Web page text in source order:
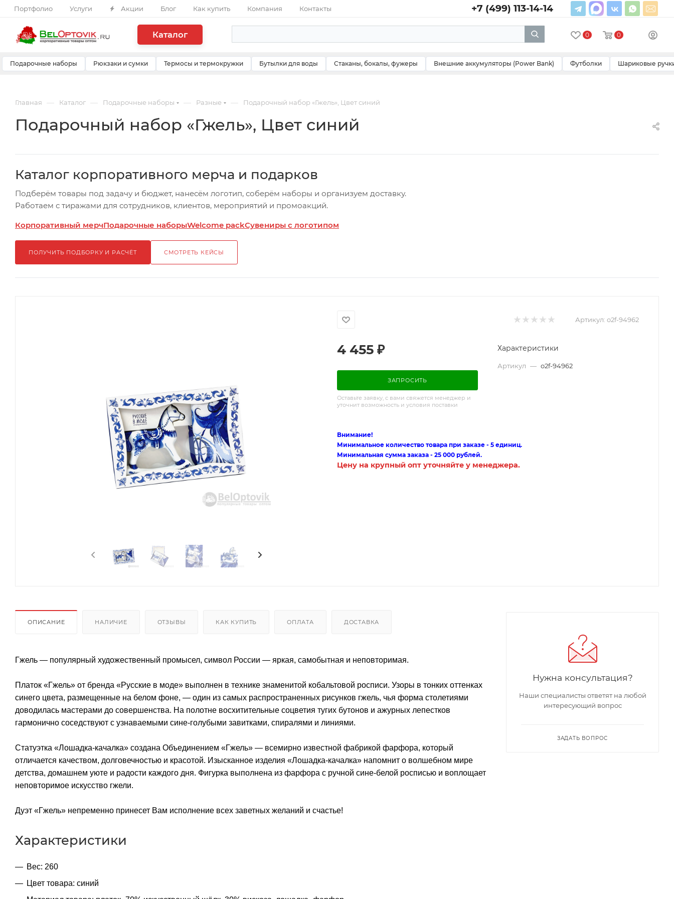
Портфолио Услуги Акции Блог Как купить Компания Контакты +7 (499) 113-14-14
Каталог 0 0
Подарочные наборы Рюкзаки и сумки Термосы и термокружки Бутылки для воды Стаканы, бокалы, фужеры Внешние аккумуляторы (Power Bank) Футболки Шариковые
Главная — Каталог — Подарочные наборы — Разные — Подарочный набор «Гжель», Цвет синий
Подарочный набор «Гжель», Цвет синий
Каталог корпоративного мерча и подарков
Подберём товары под задачу и бюджет, нанесём логотип, соберём наборы и организуем доставку.
Работаем с тиражами для сотрудников, клиентов, мероприятий и промоакций.
Корпоративный мерчПодарочные наборыWelcome packСувениры с логотипом
ПОЛУЧИТЬ ПОДБОРКУ И РАСЧЁТ СМОТРЕТЬ КЕЙСЫ
Артикул: o2f-94962
4 455 ₽
ЗАПРОСИТЬ
Оставьте заявку, с вами свяжется менеджер и
уточнит возможность и условия поставки
Характеристики
Артикул — o2f-94962
Внимание!
Минимальное количество товара при заказе - 5 единиц.
Минимальная сумма заказа - 25 000 рублей.
Цену на крупный опт уточняйте у менеджера.
ОПИСАНИЕ НАЛИЧИЕ ОТЗЫВЫ КАК КУПИТЬ ОПЛАТА ДОСТАВКА
Гжель — популярный художественный промысел, символ России — яркая, самобытная и неповторимая.
Платок «Гжель» от бренда «Русские в моде» выполнен в технике знаменитой кобальтовой росписи. Узоры в тонких оттенках
синего цвета, размещенные на белом фоне, — один из самых распространенных рисунков гжель, чья форма столетиями
доводилась мастерами до совершенства. На полотне восхитительные соцветия тугих бутонов и ажурных лепестков
гармонично соседствуют с узнаваемыми сине-голубыми завитками, спиралями и линиями.
Статуэтка «Лошадка-качалка» создана Объединением «Гжель» — всемирно известной фабрикой фарфора, который
отличается качеством, долговечностью и красотой. Изысканное изделия «Лошадка-качалка» напомнит о волшебном мире
детства, домашнем уюте и радости каждого дня. Фигурка выполнена из фарфора с ручной сине-белой росписью и воплощает
неповторимое искусство гжели.
Дуэт «Гжель» непременно принесет Вам исполнение всех заветных желаний и счастье!
Характеристики
Вес: 260
Цвет товара: синий
Нужна консультация?
Наши специалисты ответят на любой
интересующий вопрос
ЗАДАТЬ ВОПРОС